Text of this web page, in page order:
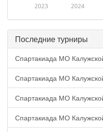
2023 2024
Последние турниры
Спартакиада МО
Спартакиада МО
Спартакиада МО
Спартакиада МО